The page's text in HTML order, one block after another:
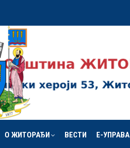
О ЖИТОРАЂИ ВЕСТИ Е-УПРАВА